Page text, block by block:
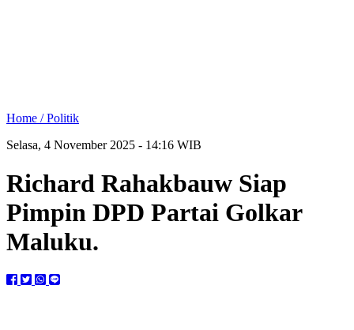
Home /Politik
Selasa, 4 November 2025 - 14:16 WIB
Richard Rahakbauw Siap
Pimpin DPD Partai Golkar
Maluku.